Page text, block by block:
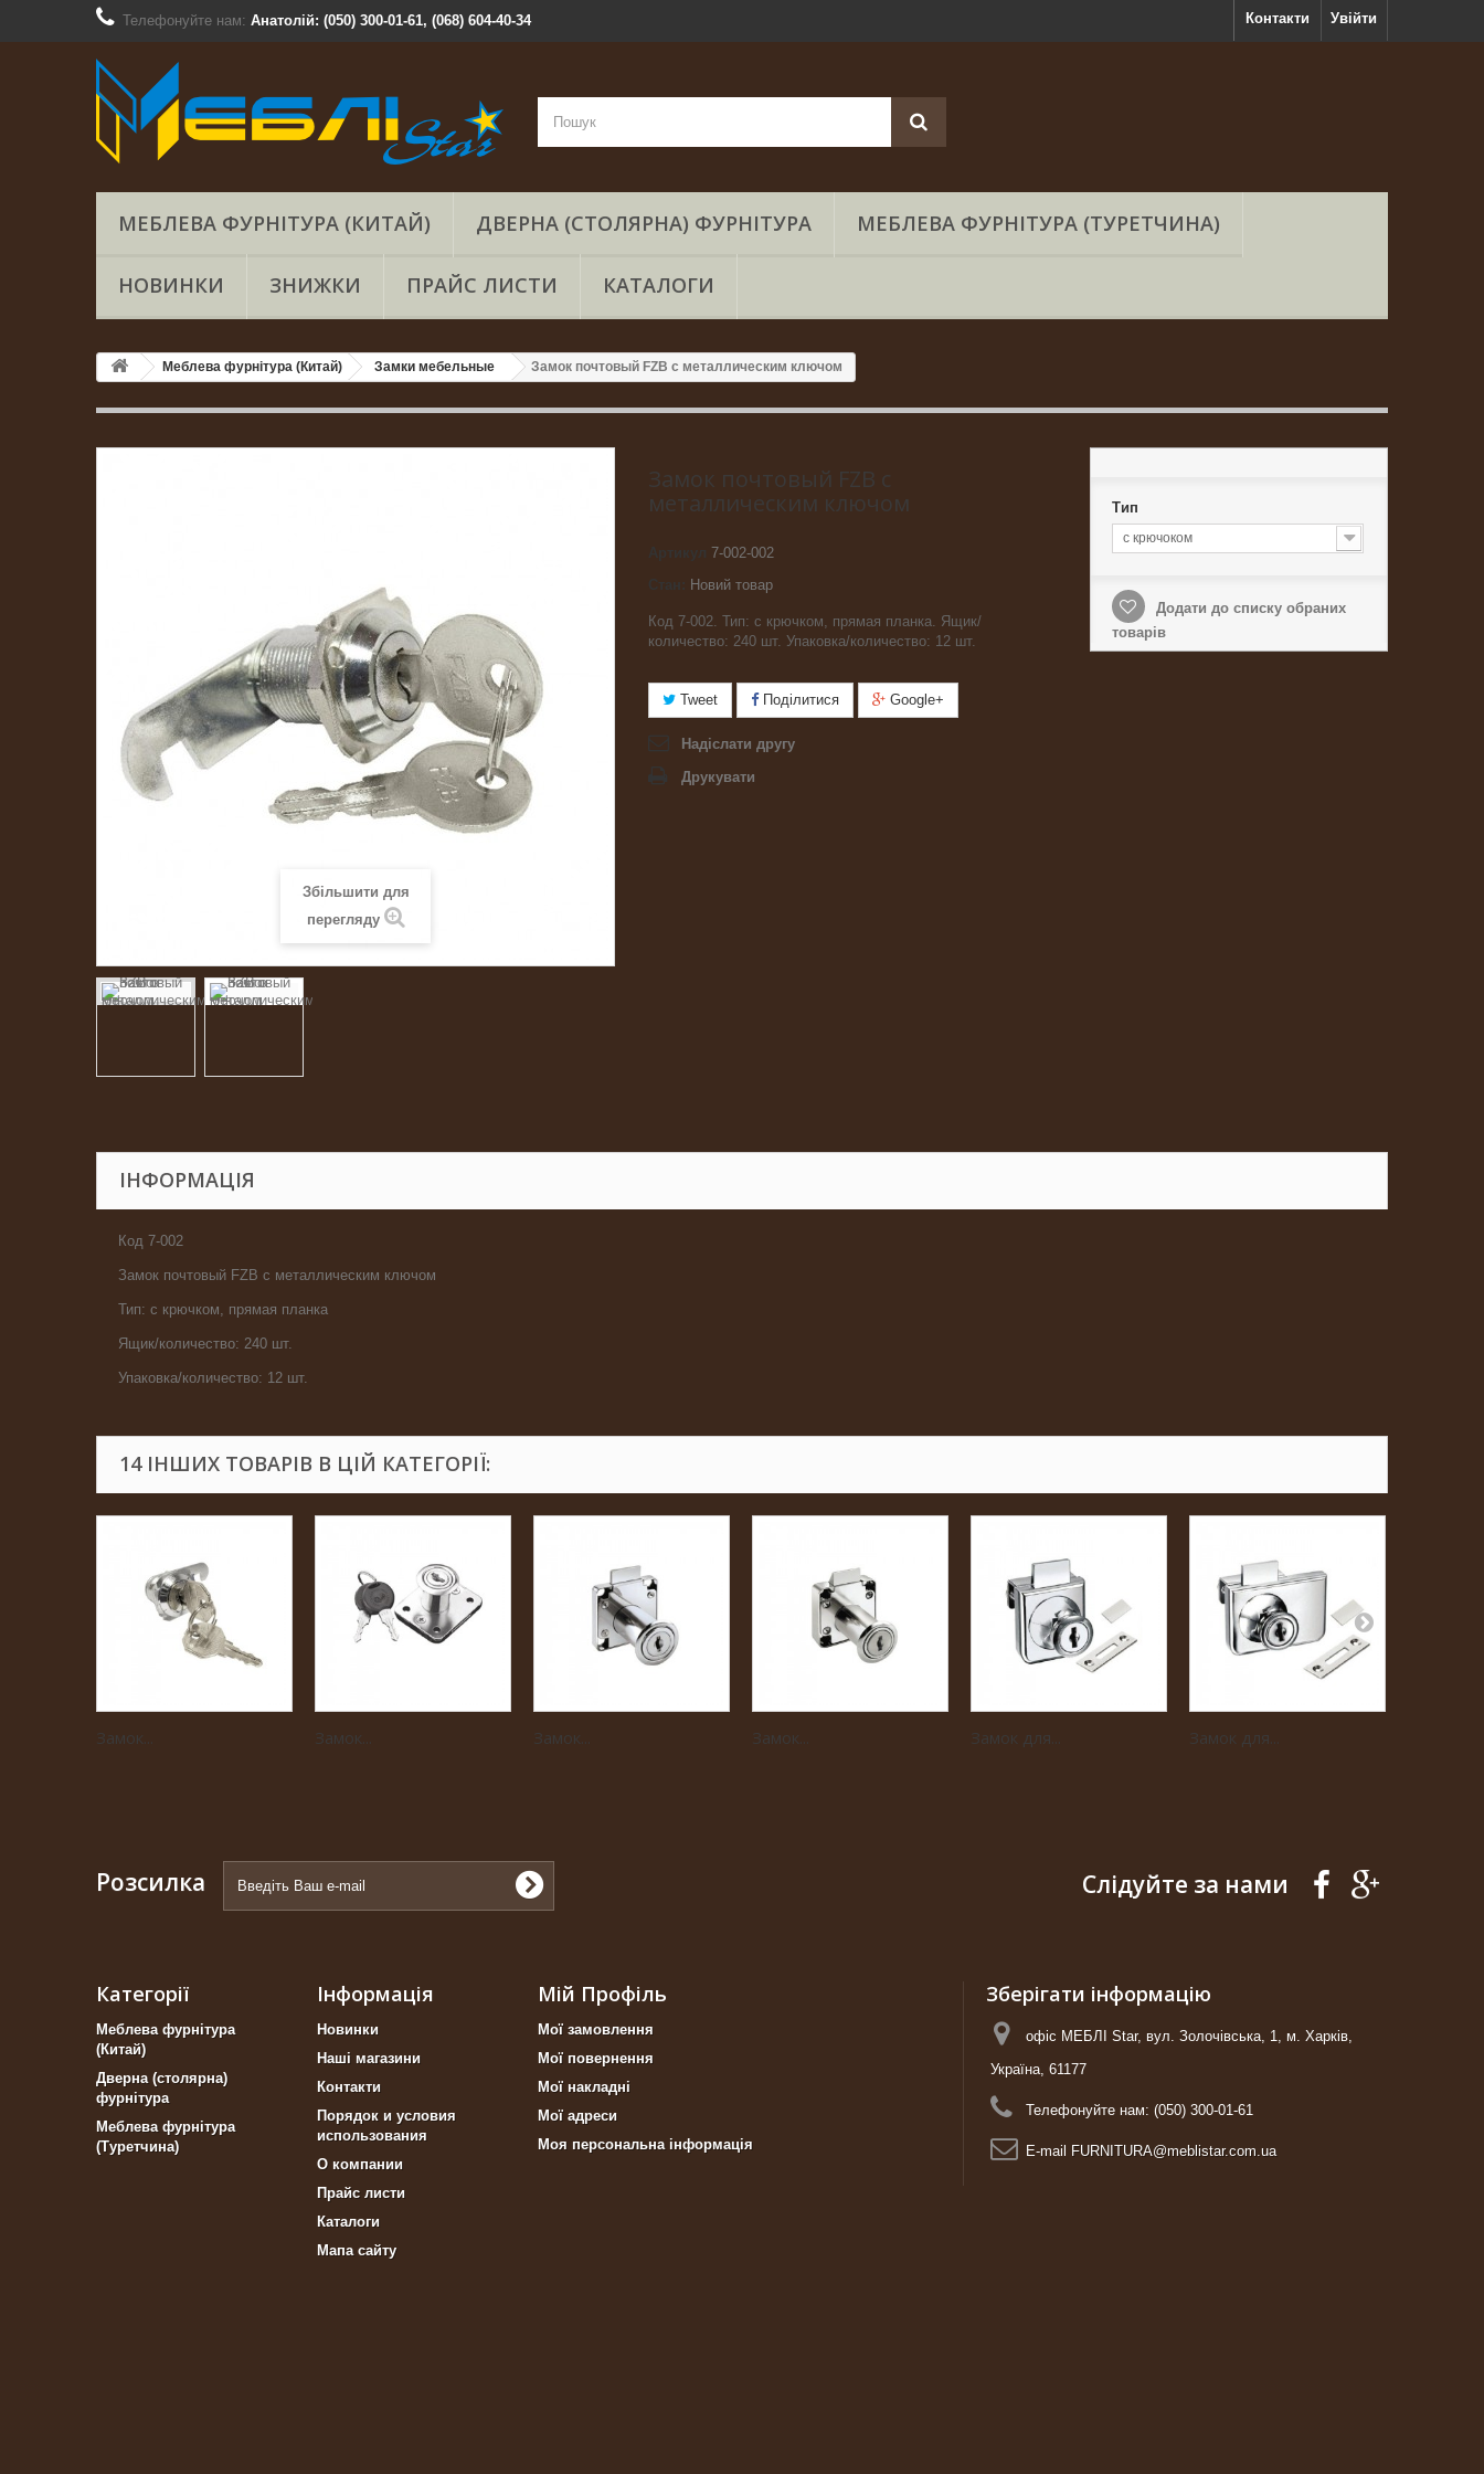
Увійти
Контакти
Телефонуйте нам: Анатолій: (050) 300-01-61, (068) 604-40-34
МЕБЛЕВА ФУРНІТУРА (КИТАЙ) ДВЕРНА (СТОЛЯРНА) ФУРНІТУРА МЕБЛЕВА ФУРНІТУРА (ТУРЕТЧИНА)
НОВИНКИ ЗНИЖКИ ПРАЙС ЛИСТИ КАТАЛОГИ
Меблева фурнітура (Китай) Замки мебельные Замок почтовый FZB с металлическим ключом
Збільшити для
перегляду
Замок почтовый FZB с
металлическим ключом
Артикул
7-002-002
Новий товар
Код 7-002. Тип: с крючком, прямая планка. Ящик/
количество: 240 шт. Упаковка/количество: 12 шт.
Tweet Поділитися Google+
Надіслати другу
Друкувати
Тип
с крючоком
Додати до списку обраних
товарів
ІНФОРМАЦІЯ
Код 7-002
Замок почтовый FZB с металлическим ключом
Тип: с крючком, прямая планка
Ящик/количество: 240 шт.
Упаковка/количество: 12 шт.
14 ІНШИХ ТОВАРІВ В ЦІЙ КАТЕГОРІЇ:
Замок... Замок... Замок... Замок... Замок для... Замок для...
Розсилка Слідуйте за нами
Категорії
Меблева фурнітура
(Китай)
Дверна (столярна)
фурнітура
Меблева фурнітура
(Туретчина)
Інформація
Новинки
Наші магазини
Контакти
Порядок и условия
использования
О компании
Прайс листи
Каталоги
Мапа сайту
Мій Профіль
Мої замовлення
Мої повернення
Мої накладні
Мої адреси
Моя персональна інформація
Зберігати інформацію
офіс МЕБЛІ Star, вул. Золочівська, 1, м. Харків,
Україна, 61177
Телефонуйте нам: (050) 300-01-61
E-maіl FURNITURA@meblistar.com.ua